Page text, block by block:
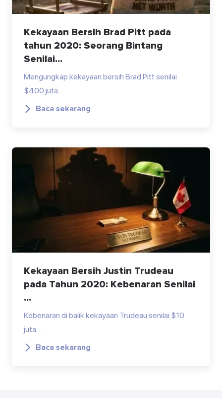
Kekayaan Bersih Brad Pitt pada
tahun 2020: Seorang Bintang
Senilai...
Mengungkap kekayaan bersih Brad Pitt senilai
$400 juta.…
Baca sekarang
Kekayaan Bersih Justin Trudeau
pada Tahun 2020: Kebenaran Senilai
...
Kebenaran di balik kekayaan Trudeau senilai $10
juta…
Baca sekarang